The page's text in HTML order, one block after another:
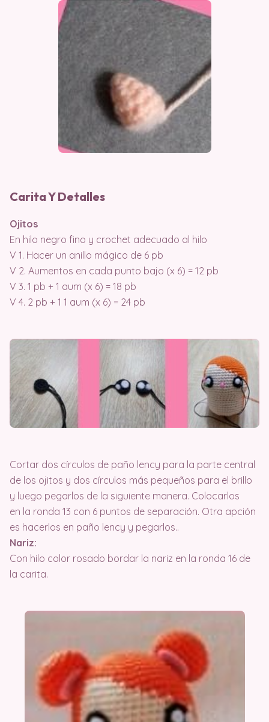
Carita Y Detalles
Ojitos
En hilo negro fino y crochet adecuado al hilo
V 1. Hacer un anillo mágico de 6 pb
V 2. Aumentos en cada punto bajo (x 6) = 12 pb
V 3. 1 pb + 1 aum (x 6) = 18 pb
V 4. 2 pb + 1 1 aum (x 6) = 24 pb
Cortar dos círculos de paño lency para la parte central
de los ojitos y dos círculos más pequeños para el brillo
y luego pegarlos de la siguiente manera. Colocarlos
en la ronda 13 con 6 puntos de separación. Otra apción
es hacerlos en paño lency y pegarlos..
Nariz:
Con hilo color rosado bordar la nariz en la ronda 16 de
la carita.